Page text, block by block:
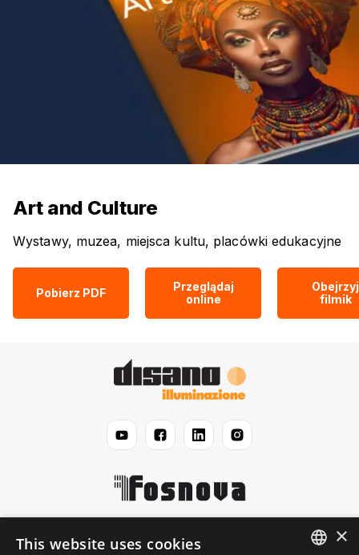
Art and Culture
Wystawy, muzea, miejsca kultu, placówki edukacyjne
Pobierz PDF
Przeglądaj
online
Obejrzyj
filmik
Disano ×
This website uses cookies